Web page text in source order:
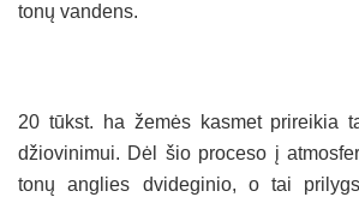
tonų vandens.
20 tūkst. ha žemės kasmet prireikia
džiovinimui. Dėl šio proceso į
tonų anglies dvideginio, o tai